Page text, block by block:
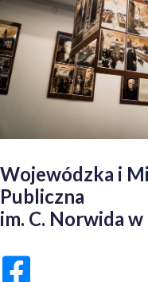
Wojewódzka i
Publiczna
im. C. Norwida